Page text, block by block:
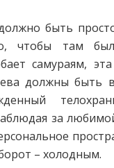
быть
чтобы там
самураям,
должны быть
за
– холодным.